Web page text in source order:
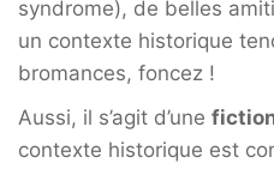
syndrome), de belles
un contexte historique
bromances, foncez !
Aussi, il s’agit d’une
contexte historique est